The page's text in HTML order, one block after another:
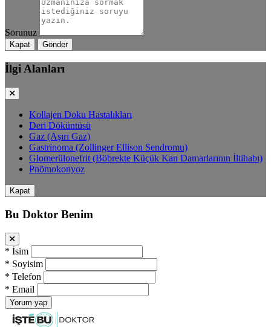
Sorunuz
Kapat Gönder
İlgi Alanları
Kollajen Doku Hastalıkları
Deri Döküntüsü
Gaz (Aşırı Gaz)
Gastrinoma (Zollinger Ellison Sendromu)
Glomerülonefrit (Böbrekte Küçük Kan Damarlarının İltihabı)
Pnömokonyoz
Kapat
Bu Doktor Benim
* İsim
* Soyisim
* Telefon
* Email
Yorum yap